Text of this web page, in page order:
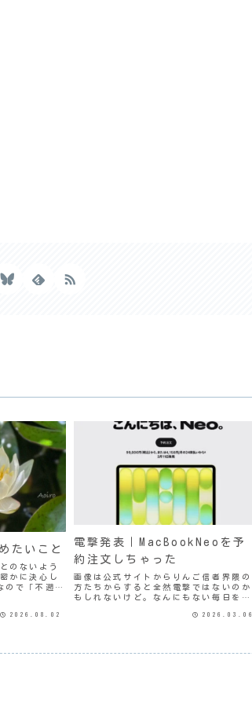
たいこと
のないよう
かに決心し
ので「不遡及
グはやって
2026.08.02
電撃発表｜MacBookNeoを予
約注文しちゃった
画像は公式サイトからりんご信者界隈の
方たちからすると全然電撃ではないのか
もしれないけど。なんにもない毎日を過
のニュースが入ってきた。なんと10万円
2026.03.06